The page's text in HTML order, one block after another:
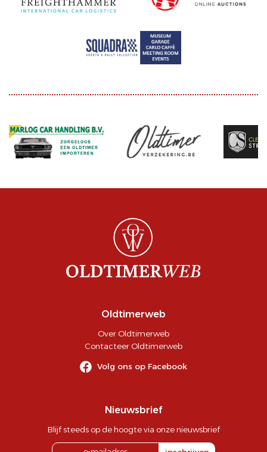
Oldtimerweb
Over Oldtimerweb
Contacteer Oldtimerweb
Volg ons op Facebook
Nieuwsbrief
Blijf steeds op de hoogte via onze nieuwsbrief